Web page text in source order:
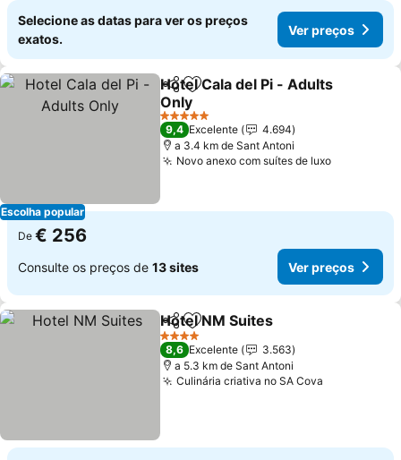
Selecione as datas para ver os preços
exatos.
Ver preços
Escolha popular
PartilharAdicionar aos favoritos
Hotel Cala del Pi - Adults
Only
5 Estrelas
9,4 Excelente
4.694
a 3.4 km de Sant Antoni
Novo anexo com suítes de luxo
De € 256
Consulte os preços de 13 sites Ver preços
PartilharAdicionar aos favoritos
Hotel NM Suites
4 Estrelas
8,6 Excelente
3.563
a 5.3 km de Sant Antoni
Culinária criativa no SA Cova